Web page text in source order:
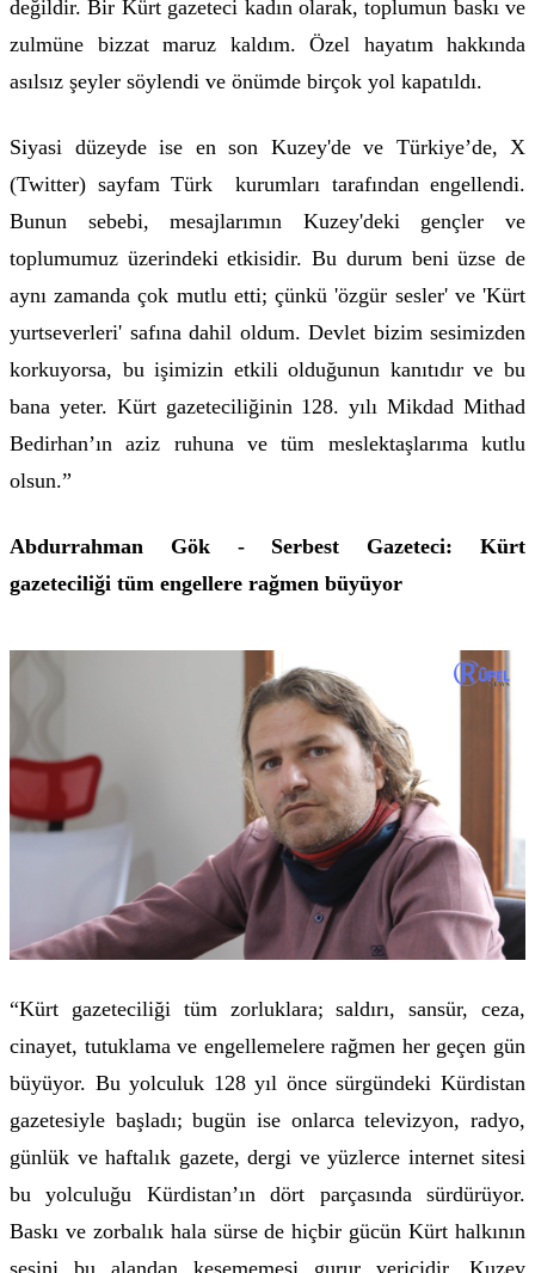
değildir. Bir Kürt gazeteci kadın olarak, toplumun baskı ve
zulmüne bizzat maruz kaldım. Özel hayatım hakkında
asılsız şeyler söylendi ve önümde birçok yol kapatıldı.
Siyasi düzeyde ise en son Kuzey'de ve Türkiye’de, X
(Twitter) sayfam Türk kurumları tarafından engellendi.
Bunun sebebi, mesajlarımın Kuzey'deki gençler ve
toplumumuz üzerindeki etkisidir. Bu durum beni üzse de
aynı zamanda çok mutlu etti; çünkü 'özgür sesler' ve 'Kürt
yurtseverleri' safına dahil oldum. Devlet bizim sesimizden
korkuyorsa, bu işimizin etkili olduğunun kanıtıdır ve bu
bana yeter. Kürt gazeteciliğinin 128. yılı Mikdad Mithad
Bedirhan’ın aziz ruhuna ve tüm meslektaşlarıma kutlu
olsun.”
Abdurrahman Gök - Serbest Gazeteci: Kürt
gazeteciliği tüm engellere rağmen büyüyor
“Kürt gazeteciliği tüm zorluklara; saldırı, sansür, ceza,
cinayet, tutuklama ve engellemelere rağmen her geçen gün
büyüyor. Bu yolculuk 128 yıl önce sürgündeki Kürdistan
gazetesiyle başladı; bugün ise onlarca televizyon, radyo,
günlük ve haftalık gazete, dergi ve yüzlerce internet sitesi
bu yolculuğu Kürdistan’ın dört parçasında sürdürüyor.
Baskı ve zorbalık hala sürse de hiçbir gücün Kürt halkının
sesini bu alandan kesememesi gurur vericidir. Kuzey